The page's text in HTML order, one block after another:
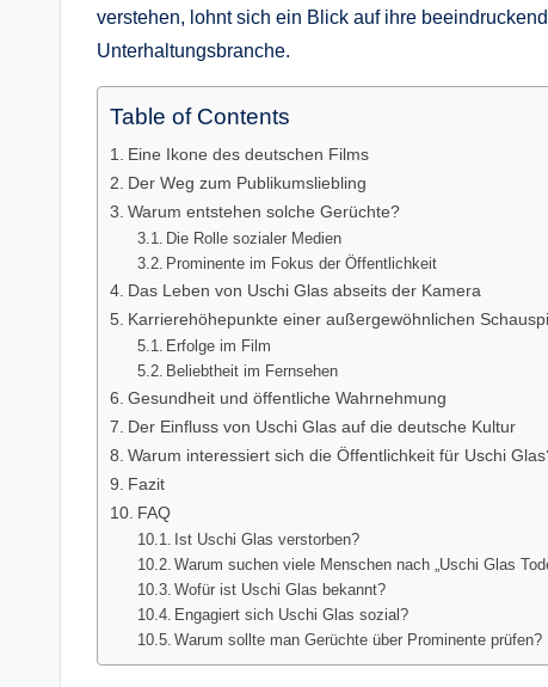
verstehen, lohnt sich ein Blick auf ihre
Unterhaltungsbranche.
Table of Contents
Eine Ikone des deutschen Films
Der Weg zum Publikumsliebling
Warum entstehen solche Gerüchte?
Die Rolle sozialer Medien
Prominente im Fokus der Öffentlichkeit
Das Leben von Uschi Glas abseits der Kamera
Karrierehöhepunkte einer außergewöhnlichen
Erfolge im Film
Beliebtheit im Fernsehen
Gesundheit und öffentliche Wahrnehmung
Der Einfluss von Uschi Glas auf die deutsche Kultur
Warum interessiert sich die Öffentlichkeit für Uschi
Fazit
FAQ
Ist Uschi Glas verstorben?
Warum suchen viele Menschen nach „Uschi Glas
Wofür ist Uschi Glas bekannt?
Engagiert sich Uschi Glas sozial?
Warum sollte man Gerüchte über Prominente prüfen?